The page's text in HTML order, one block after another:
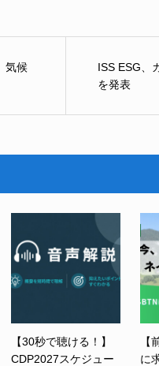
気候
ISS ESG、
を発表
【30秒で聴ける！】
CDP2027スケジュー
に